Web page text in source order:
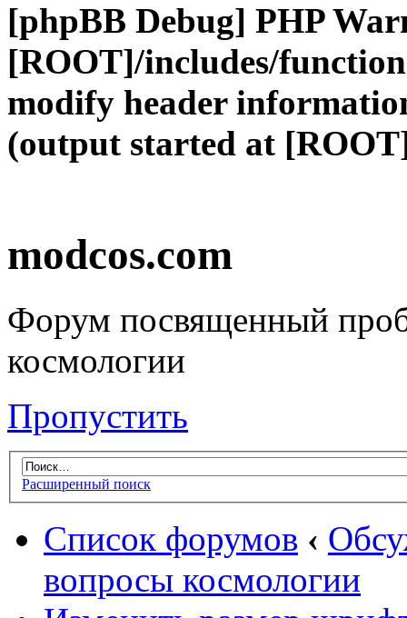
[phpBB Debug] PHP
[ROOT]/includes/
modify header
(output started at
modcos.com
Форум посвященный
космологии
Пропустить
Расширенный поиск
Список форумов ‹
вопросы космологии